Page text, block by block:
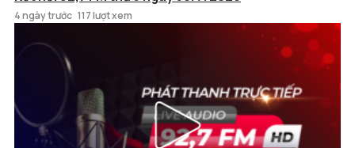
4 ngày trước 117 lượt xem